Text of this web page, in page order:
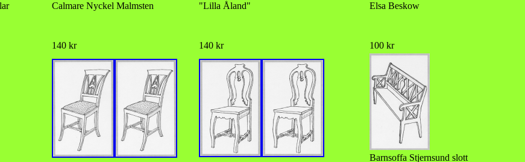
Calmare Nyckel Malmsten "Lilla Åland" Elsa Beskow
140 kr 140 kr 100 kr
Barnsoffa Stjernsund slott